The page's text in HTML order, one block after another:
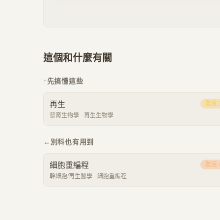
這個和什麼有關
↑ 先搞懂這些
再生
發育生物學 · 再生生物學
難度
↔ 別科也有用到
細胞重編程
幹細胞/再生醫學 · 細胞重編程
難度